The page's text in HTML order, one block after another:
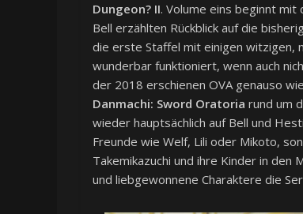
Dungeon? II. Volume eins beginnt
Bell erzählten Rückblick auf die
die erste Staffel mit einigen witzigen,
wunderbar funktioniert, wenn auch
der 2018 erschienen OVA genauso
Danmachi: Sword Oratoria rund um
wieder hauptsächlich auf Bell und
Freunde wie Welf, Lili oder Mikoto,
Takemikazuchi und ihre Kinder in
und liebgewonnene Charaktere die